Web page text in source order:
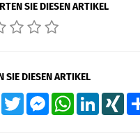
SIE DIESEN ARTIKEL
SIE DIESEN ARTIKEL
FacebookTwitter MessengerWhatsAppLinkedInXING